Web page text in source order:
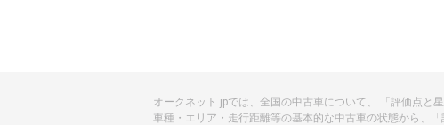
オークネット.jpでは、全国の中古車について、 「評価点と
車種・エリア・走行距離等の基本的な中古車の状態から、